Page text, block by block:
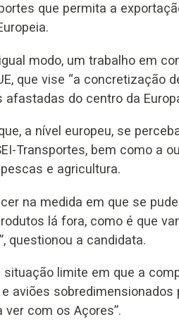
que permita a
modo, um trabalho em
que vise “a concretização
do centro da
a nível europeu, se
Transportes, bem como a
e agricultura.
na medida em que se
lá fora, como é que
questionou a candidata.
situação limite em que a
aviões sobredimensionados
com os Açores”.